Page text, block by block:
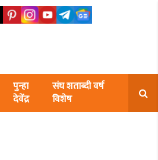
पुन्हा
देवेंद्र
संघ शताब्दी वर्ष
विशेष